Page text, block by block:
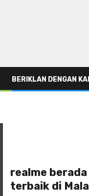
BERIKLAN DENGAN
realme
terbaik di